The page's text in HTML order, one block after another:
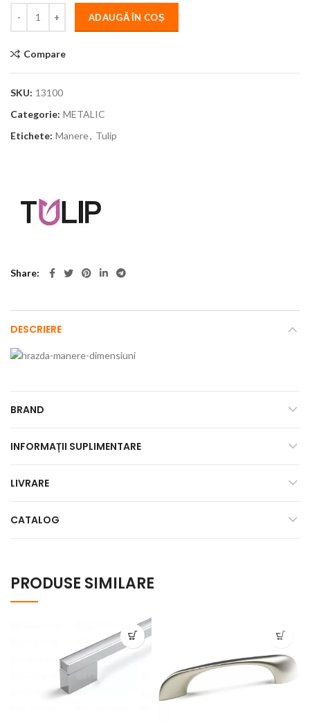
ADAUGĂ ÎN COȘ
Compare
SKU: 13100
Categorie: METALIC
Etichete: Manere, Tulip
Share
DESCRIERE
BRAND
INFORMAȚII SUPLIMENTARE
LIVRARE
CATALOG
PRODUSE SIMILARE